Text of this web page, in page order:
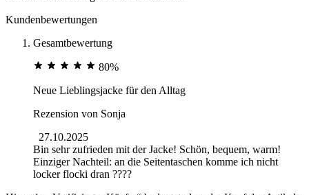
Kundenbewertungen
Gesamtbewertung
80%
Neue Lieblingsjacke für den Alltag
Rezension von Sonja
27.10.2025
Bin sehr zufrieden mit der Jacke! Schön, bequem, warm!
Einziger Nachteil: an die Seitentaschen komme ich nicht
locker flocki dran ????